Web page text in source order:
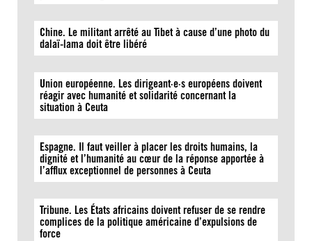
Chine. Le militant arrêté au Tibet à cause d’une photo du
dalaï-lama doit être libéré
Union européenne. Les dirigeant·e·s européens doivent
réagir avec humanité et solidarité concernant la
situation à Ceuta
Espagne. Il faut veiller à placer les droits humains, la
dignité et l’humanité au cœur de la réponse apportée à
l’afflux exceptionnel de personnes à Ceuta
Tribune. Les États africains doivent refuser de se rendre
complices de la politique américaine d’expulsions de
force